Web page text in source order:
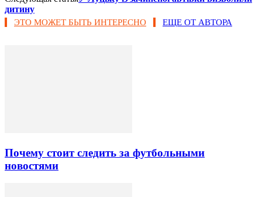
дитину
ЭТО МОЖЕТ БЫТЬ ИНТЕРЕСНО ЕЩЕ ОТ АВТОРА
Почему стоит следить за футбольными
новостями